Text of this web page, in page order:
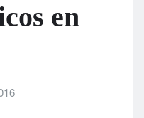
en